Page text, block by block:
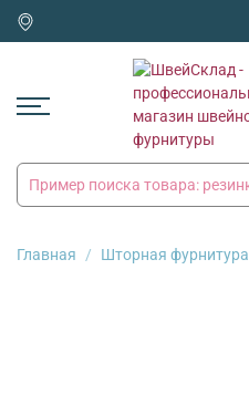
Главная Шторная фурнитура